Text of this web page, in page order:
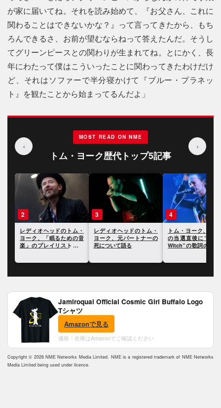
が家に届いてね。それを読み始めて、『お父さん、これに
関わることはできないかな？』って言ってきたから、もち
ろんできるさ、お前が望むならねって答えたんだ。そうし
てグリーンピースとの関わりが生まれてね。とにかく、長
年にわたって僕はこういったことに関わってきたわけだけ
ど、それはソファーで半分寝かけて『ブルー・プラネッ
ト』を観たことから始まってるんだよ」
‹
MOST READ ON NME
トム・ヨーク歴代トップ5記事
›
3
レディオヘッドのトム・
ヨーク、元パートナーの
死について語る
4
トム・ヨーク、トランプ
の当選直後に”Burn The
Witch”の歌詞の一部をツ
5
レディオヘッドの
ヨーク、『キッド
制作時に陥ったス
Jamiroquai Official Cosmic Girl Buffalo Logo
Tシャツ
Amazonで見る
価格・在庫はAmazonでご確認ください
Copyright © 2026 NME Networks Media Limited. NME is a registered trademark of NME Networks
Media Limited being used under licence.